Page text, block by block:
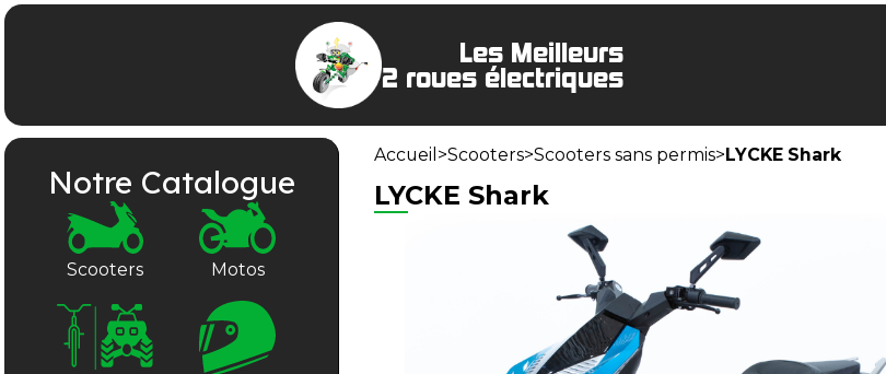
Les Meilleurs
2 roues électriques
Notre Catalogue
Scooters Motos
Accueil >Scooters>Scooters sans permis> LYCKE Shark
LYCKE Shark